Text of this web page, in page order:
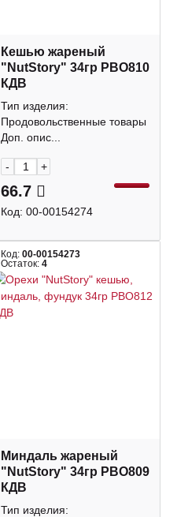
Кешью жареный
"NutStory" 34гр РВО810
КДВ
Тип изделия:
Продовольственные товары
Доп. опис...
- +
66.7
Код: 00-00154274
Код: 00-00154273
Остаток: 4
Миндаль жареный
"NutStory" 34гр РВО809
КДВ
Тип изделия: